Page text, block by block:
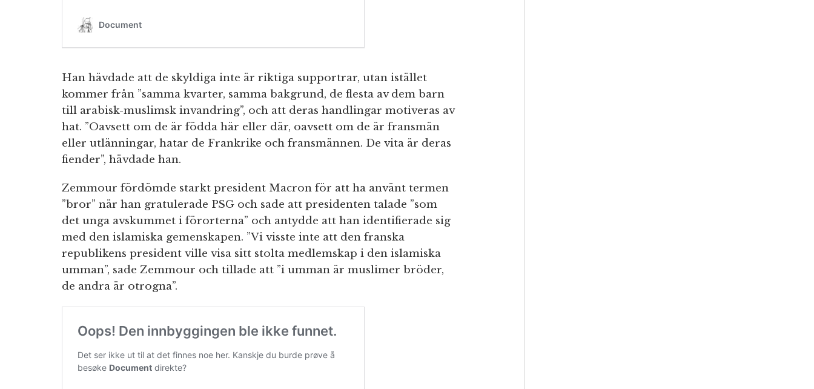
Han hävdade att de skyldiga inte är riktiga supportrar, utan istället
kommer från ”samma kvarter, samma bakgrund, de flesta av dem barn
till arabisk-muslimsk invandring”, och att deras handlingar motiveras av
hat. ”Oavsett om de är födda här eller där, oavsett om de är fransmän
eller utlänningar, hatar de Frankrike och fransmännen. De vita är deras
fiender”, hävdade han.
Zemmour fördömde starkt president Macron för att ha använt termen
”bror” när han gratulerade PSG och sade att presidenten talade ”som
det unga avskummet i förorterna” och antydde att han identifierade sig
med den islamiska gemenskapen. ”Vi visste inte att den franska
republikens president ville visa sitt stolta medlemskap i den islamiska
umman”, sade Zemmour och tillade att ”i umman är muslimer bröder,
de andra är otrogna”.